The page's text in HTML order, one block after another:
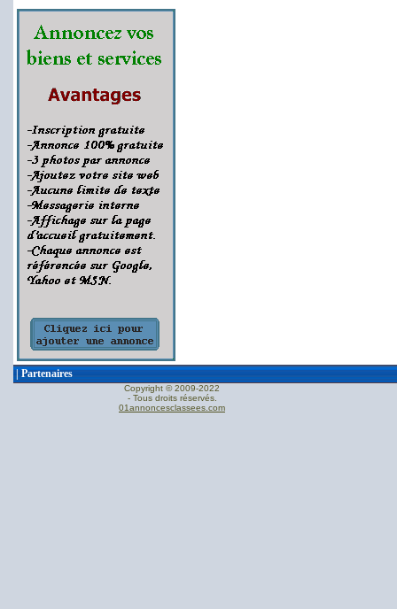
|Partenaires
Copyright © 2009-2022
- Tous droits réservés.
01annoncesclassees.com